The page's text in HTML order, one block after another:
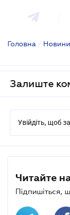
Головна / Новини
Залиште
Увійдіть, щоб
Читайте
Підпишіться,